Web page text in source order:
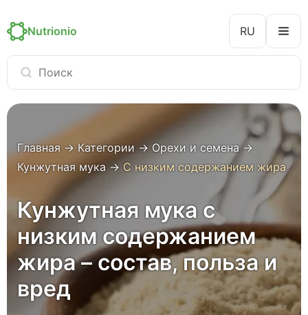
Nutrionio RU
Главная → Категории → Орехи и семена→
Кунжутная мука→ С низким содержанием жира
Кунжутная мука с
низким содержанием
жира – состав, польза и
вред